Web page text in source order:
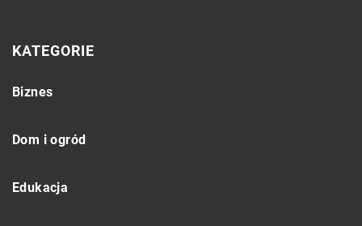
KATEGORIE
Biznes
Dom i ogród
Edukacja